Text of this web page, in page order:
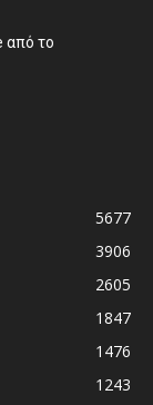
από το
5677
3906
2605
1847
1476
1243